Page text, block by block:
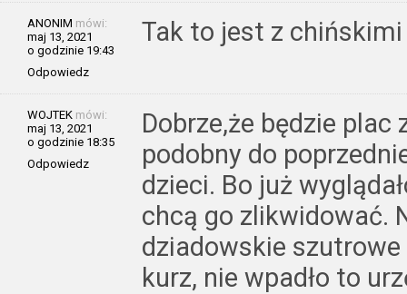
ANONIM mówi:
maj 13, 2021
o godzinie 19:43
Odpowiedz
Tak to jest z
WOJTEK mówi:
maj 13, 2021
o godzinie 18:35
Odpowiedz
Dobrze,że będzie plac
podobny do
dzieci. Bo już
chcą go zlikwidować.
dziadowskie
kurz, nie wpadło to